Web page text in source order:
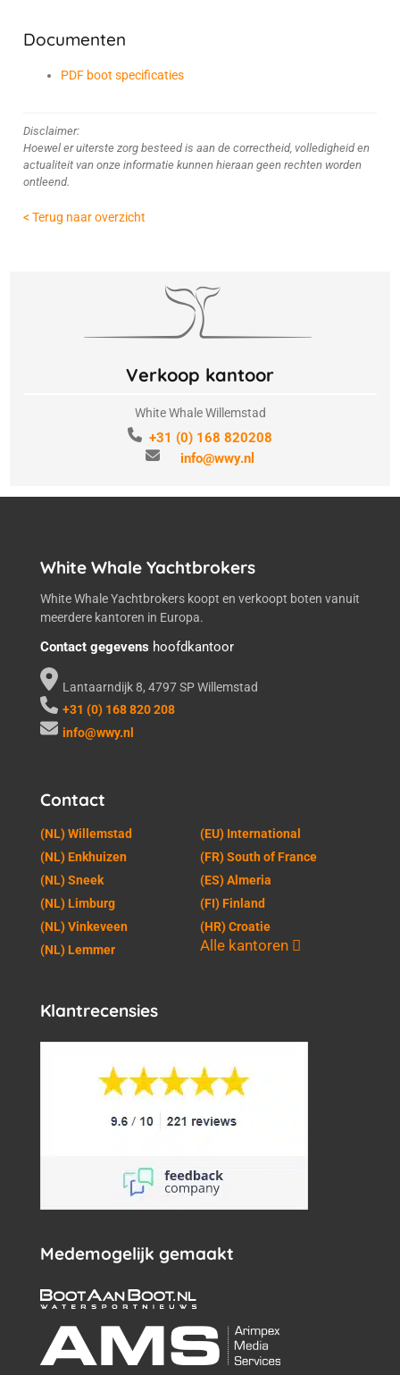
Documenten
PDF boot specificaties
Disclaimer:
Hoewel er uiterste zorg besteed is aan de correctheid, volledigheid en
actualiteit van onze informatie kunnen hieraan geen rechten worden
ontleend.
< Terug naar overzicht
Verkoop kantoor
White Whale Willemstad
+31 (0) 168 820208
info@wwy.nl
White Whale Yachtbrokers
White Whale Yachtbrokers koopt en verkoopt boten vanuit
meerdere kantoren in Europa.
Contact gegevens hoofdkantoor
Lantaarndijk 8, 4797 SP Willemstad
+31 (0) 168 820 208
info@wwy.nl
Contact
(NL) Willemstad
(NL) Enkhuizen
(NL) Sneek
(NL) Limburg
(NL) Vinkeveen
(NL) Lemmer
(EU) International
(FR) South of France
(ES) Almeria
(FI) Finland
(HR) Croatie
Alle kantoren
Klantrecensies
Medemogelijk gemaakt